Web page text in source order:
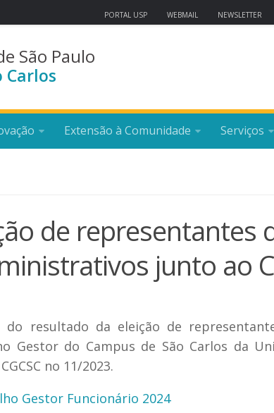
PORTAL USP WEBMAIL NEWSLETTER
São Paulo
Carlos
Extensão à Comunidade Serviços
de representantes
junto ao
resultado da eleição de
Gestor do Campus de São Carlos da
no 11/2023.
Gestor Funcionário 2024